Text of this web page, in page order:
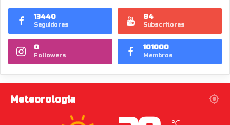
13440
Seguidores
84
Subscritores
0
Followers
101000
Membros
Meteorologia